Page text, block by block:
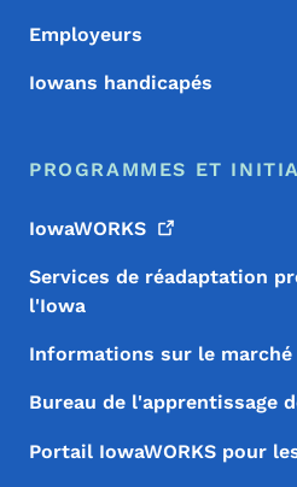
Employeurs
Iowans handicapés
PROGRAMMES ET
IowaWORKS
Services de réadaptation
l'Iowa
Informations sur le
Bureau de l'apprentissage
Portail IowaWORKS pour